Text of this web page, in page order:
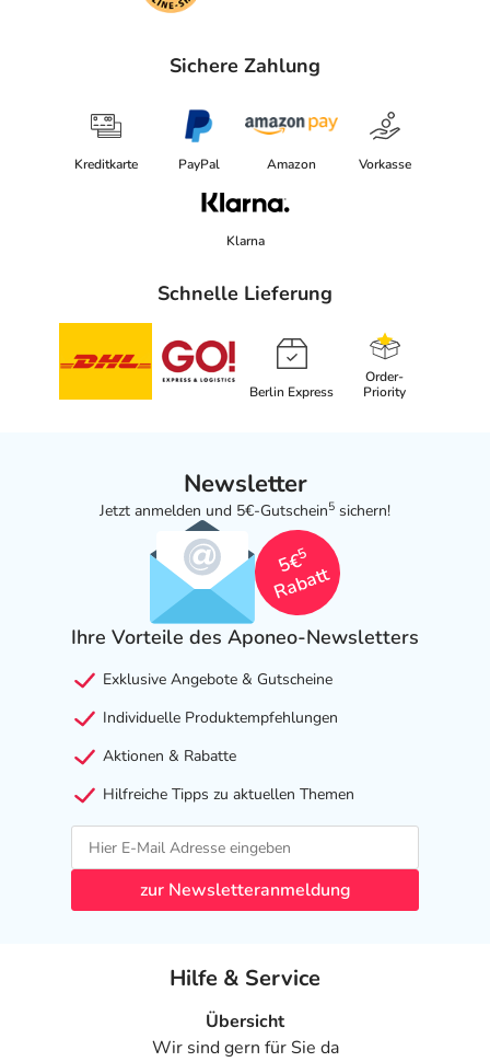
Sichere Zahlung
Kreditkarte PayPal Amazon Vorkasse
Klarna
Schnelle Lieferung
Berlin Express
Order-
Priority
Newsletter
Jetzt anmelden und 5€-Gutschein5 sichern!
5€
5
Rabatt
Ihre Vorteile des Aponeo-Newsletters
Exklusive Angebote & Gutscheine
Individuelle Produktempfehlungen
Aktionen & Rabatte
Hilfreiche Tipps zu aktuellen Themen
zur Newsletteranmeldung
Hilfe & Service
Übersicht
Wir sind gern für Sie da